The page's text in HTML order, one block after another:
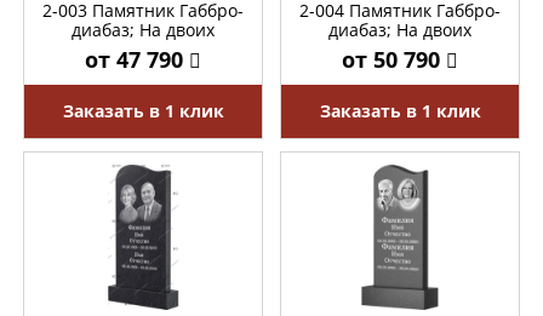
2-003 Памятник Габбро-
диабаз; На двоих
от 47 790
Заказать в 1 клик
2-004 Памятник Габбро-
диабаз; На двоих
от 50 790
Заказать в 1 клик